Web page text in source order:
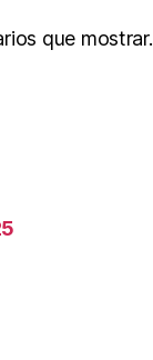
que mostrar.